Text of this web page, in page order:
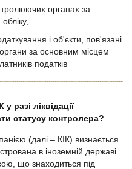
органах за
і об'єкти, пов'язані
за основним місцем
податків
разі ліквідації
статусу контролера?
(далі – КІК) визнається
в іноземній державі
що знаходиться під